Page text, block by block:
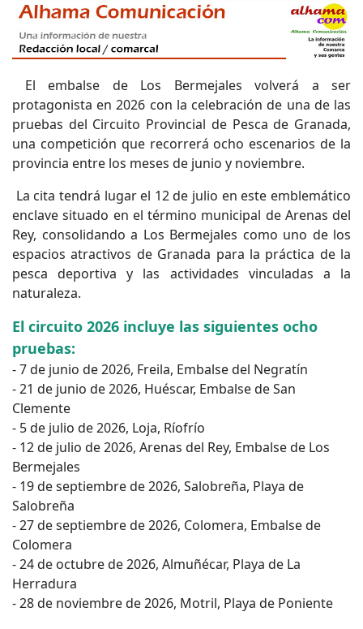
El embalse de Los Bermejales volverá a ser
protagonista en 2026 con la celebración de una de las
pruebas del Circuito Provincial de Pesca de Granada,
una competición que recorrerá ocho escenarios de la
provincia entre los meses de junio y noviembre.
La cita tendrá lugar el 12 de julio en este emblemático
enclave situado en el término municipal de Arenas del
Rey, consolidando a Los Bermejales como uno de los
espacios atractivos de Granada para la práctica de la
pesca deportiva y las actividades vinculadas a la
naturaleza.
El circuito 2026 incluye las siguientes ocho
pruebas:
- 7 de junio de 2026, Freila, Embalse del Negratín
- 21 de junio de 2026, Huéscar, Embalse de San
Clemente
- 5 de julio de 2026, Loja, Ríofrío
- 12 de julio de 2026, Arenas del Rey, Embalse de Los
Bermejales
- 19 de septiembre de 2026, Salobreña, Playa de
Salobreña
- 27 de septiembre de 2026, Colomera, Embalse de
Colomera
- 24 de octubre de 2026, Almuñécar, Playa de La
Herradura
- 28 de noviembre de 2026, Motril, Playa de Poniente